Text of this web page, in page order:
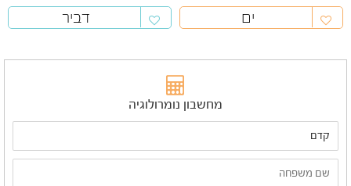
ים דביר
מחשבון נומרולוגיה